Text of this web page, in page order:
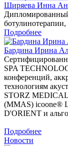
Ширяева Инна
ботулинотерапии,
Подробнее
Бардина Ирина
SPA
конференций,
технологиям
STORZ MEDICAL
(MMAS) icoone®
D'ORIENT и
Подробнее
Новости